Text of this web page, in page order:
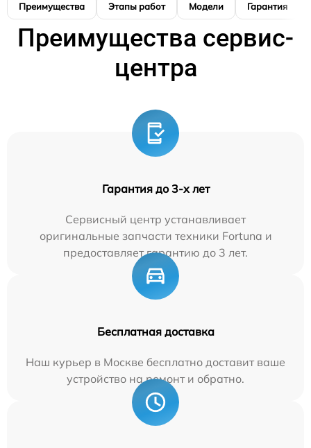
Преимущества Этапы работ Модели Гарантия
Преимущества сервис-
центра
Гарантия до 3-х лет
Сервисный центр устанавливает
оригинальные запчасти техники Fortuna и
предоставляет гарантию до 3 лет.
Бесплатная доставка
Наш курьер в Москве бесплатно доставит ваше
устройство на ремонт и обратно.